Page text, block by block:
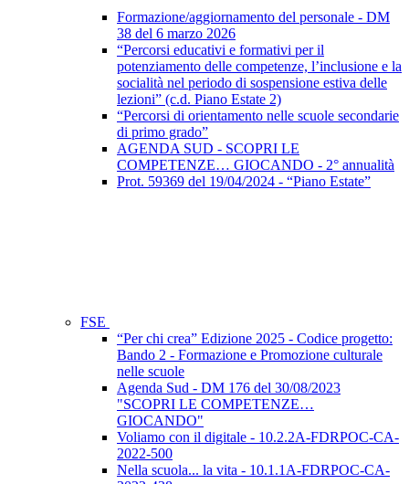
Formazione/aggiornamento del personale - DM
38 del 6 marzo 2026
“Percorsi educativi e formativi per il
potenziamento delle competenze, l’inclusione e la
socialità nel periodo di sospensione estiva delle
lezioni” (c.d. Piano Estate 2)
“Percorsi di orientamento nelle scuole secondarie
di primo grado”
AGENDA SUD - SCOPRI LE
COMPETENZE… GIOCANDO - 2° annualità
Prot. 59369 del 19/04/2024 - “Piano Estate”
FSE
“Per chi crea” Edizione 2025 - Codice progetto:
Bando 2 - Formazione e Promozione culturale
nelle scuole
Agenda Sud - DM 176 del 30/08/2023
"SCOPRI LE COMPETENZE…
GIOCANDO"
Voliamo con il digitale - 10.2.2A-FDRPOC-CA-
2022-500
Nella scuola... la vita - 10.1.1A-FDRPOC-CA-